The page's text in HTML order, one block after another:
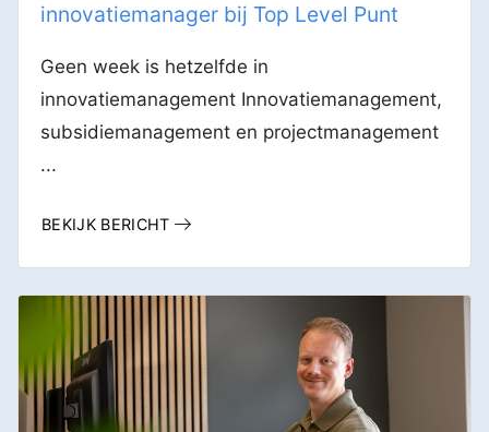
innovatiemanager bij Top Level Punt
Geen week is hetzelfde in
innovatiemanagement Innovatiemanagement,
subsidiemanagement en projectmanagement
...
BEKIJK BERICHT